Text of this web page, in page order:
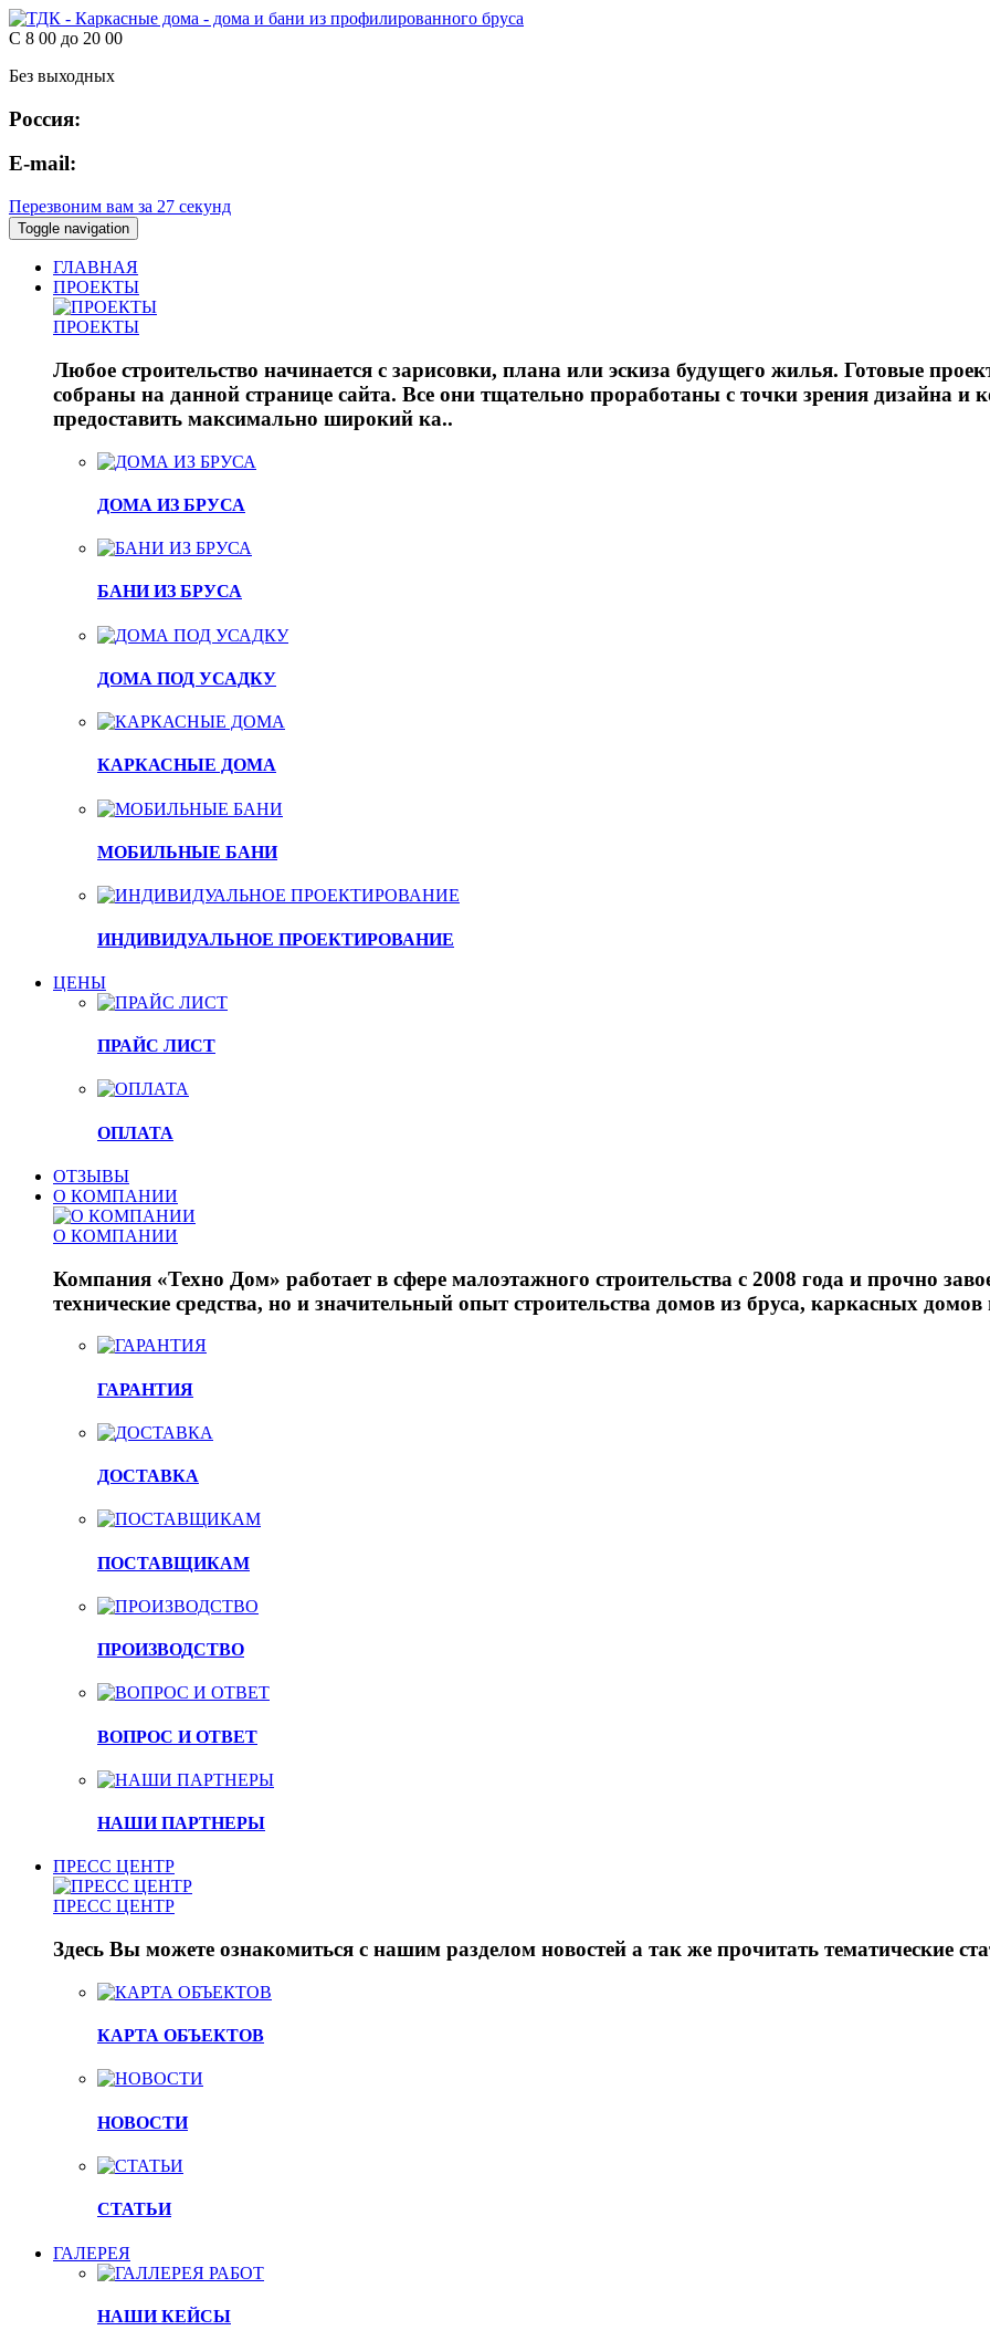
С 8 00 до 20 00
Без выходных
Россия:
E-mail:
Перезвоним вам за 27 секунд
Toggle navigation
ГЛАВНАЯ
ПРОЕКТЫ
ПРОЕКТЫ
Любое строительство начинается с зарисовки, плана или эскиза будущего жилья. Готовые
собраны на данной странице сайта. Все они тщательно проработаны с точки зрения дизайна
предоставить максимально широкий ка..
ДОМА ИЗ БРУСА
БАНИ ИЗ БРУСА
ДОМА ПОД УСАДКУ
КАРКАСНЫЕ ДОМА
МОБИЛЬНЫЕ БАНИ
ИНДИВИДУАЛЬНОЕ ПРОЕКТИРОВАНИЕ
ЦЕНЫ
ПРАЙС ЛИСТ
ОПЛАТА
ОТЗЫВЫ
О КОМПАНИИ
О КОМПАНИИ
Компания «Техно Дом» работает в сфере малоэтажного строительства с 2008 года и прочно
технические средства, но и значительный опыт строительства домов из бруса, каркасных
ГАРАНТИЯ
ДОСТАВКА
ПОСТАВЩИКАМ
ПРОИЗВОДСТВО
ВОПРОС И ОТВЕТ
НАШИ ПАРТНЕРЫ
ПРЕСС ЦЕНТР
ПРЕСС ЦЕНТР
Здесь Вы можете ознакомиться с нашим разделом новостей а так же прочитать тематические
КАРТА ОБЪЕКТОВ
НОВОСТИ
СТАТЬИ
ГАЛЕРЕЯ
НАШИ КЕЙСЫ